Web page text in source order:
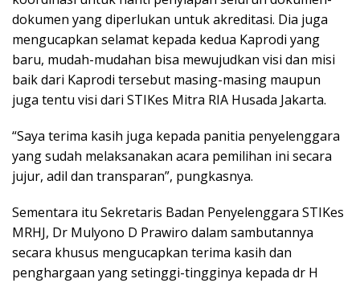
dokumen yang diperlukan untuk akreditasi. Dia juga
mengucapkan selamat kepada kedua Kaprodi yang
baru, mudah-mudahan bisa mewujudkan visi dan misi
baik dari Kaprodi tersebut masing-masing maupun
juga tentu visi dari STIKes Mitra RIA Husada Jakarta.
“Saya terima kasih juga kepada panitia penyelenggara
yang sudah melaksanakan acara pemilihan ini secara
jujur, adil dan transparan”, pungkasnya.
Sementara itu Sekretaris Badan Penyelenggara STIKes
MRHJ, Dr Mulyono D Prawiro dalam sambutannya
secara khusus mengucapkan terima kasih dan
penghargaan yang setinggi-tingginya kepada dr H